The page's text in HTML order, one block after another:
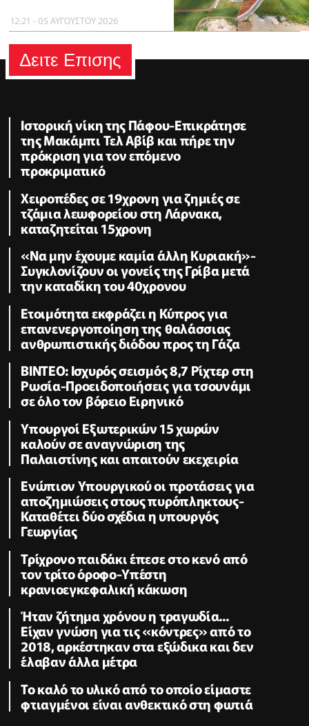
12:21 - 05 ΑΥΓΟΥΣΤΟΥ 2026
Δειτε Επισης
Ιστορική νίκη της Πάφου-Επικράτησε
της Μακάμπι Τελ Αβίβ και πήρε την
πρόκριση για τον επόμενο
προκριματικό
Χειροπέδες σε 19χρονη για ζημιές σε
τζάμια λεωφορείου στη Λάρνακα,
καταζητείται 15χρονη
«Να μην έχουμε καμία άλλη Κυριακή»-
Συγκλονίζουν οι γονείς της Γρίβα μετά
την καταδίκη του 40χρονου
Ετοιμότητα εκφράζει η Κύπρος για
επανενεργοποίηση της θαλάσσιας
ανθρωπιστικής διόδου προς τη Γάζα
ΒΙΝΤΕΟ: Ισχυρός σεισμός 8,7 Ρίχτερ στη
Ρωσία-Προειδοποιήσεις για τσουνάμι
σε όλο τον βόρειο Ειρηνικό
Υπουργοί Εξωτερικών 15 χωρών
καλούν σε αναγνώριση της
Παλαιστίνης και απαιτούν εκεχειρία
Ενώπιον Υπουργικού οι προτάσεις για
αποζημιώσεις στους πυρόπληκτους-
Καταθέτει δύο σχέδια η υπουργός
Γεωργίας
Τρίχρονο παιδάκι έπεσε στο κενό από
τον τρίτο όροφο-Υπέστη
κρανιοεγκεφαλική κάκωση
Ήταν ζήτημα χρόνου η τραγωδία...
Είχαν γνώση για τις «κόντρες» από το
2018, αρκέστηκαν στα εξώδικα και δεν
έλαβαν άλλα μέτρα
Το καλό το υλικό από το οποίο είμαστε
φτιαγμένοι είναι ανθεκτικό στη φωτιά